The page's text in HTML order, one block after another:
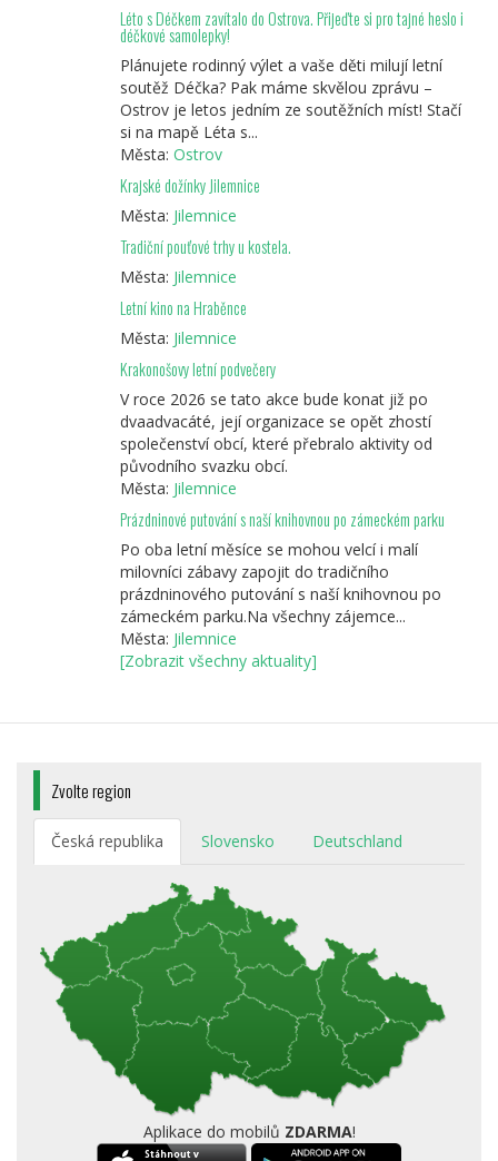
Léto s Déčkem zavítalo do Ostrova. Přijeďte si pro tajné heslo i
déčkové samolepky!
Plánujete rodinný výlet a vaše děti milují letní
soutěž Déčka? Pak máme skvělou zprávu –
Ostrov je letos jedním ze soutěžních míst! Stačí
si na mapě Léta s...
Města: Ostrov
Krajské dožínky Jilemnice
Města: Jilemnice
Tradiční pouťové trhy u kostela.
Města: Jilemnice
Letní kino na Hraběnce
Města: Jilemnice
Krakonošovy letní podvečery
V roce 2026 se tato akce bude konat již po
dvaadvacáté, její organizace se opět zhostí
společenství obcí, které přebralo aktivity od
původního svazku obcí.
Města: Jilemnice
Prázdninové putování s naší knihovnou po zámeckém parku
Po oba letní měsíce se mohou velcí i malí
milovníci zábavy zapojit do tradičního
prázdninového putování s naší knihovnou po
zámeckém parku.Na všechny zájemce...
Města: Jilemnice
[Zobrazit všechny aktuality]
Zvolte region
Česká republika Slovensko Deutschland
Aplikace do mobilů ZDARMA!